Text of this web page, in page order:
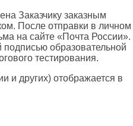
Заказчику заказным
После отправки в личном
на сайте «Почта России».
образовательной
тестирования.
и других) отображается в